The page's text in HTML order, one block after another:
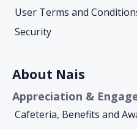
User Terms and
Security
About Nais
Appreciation &
Cafeteria, Benefits and